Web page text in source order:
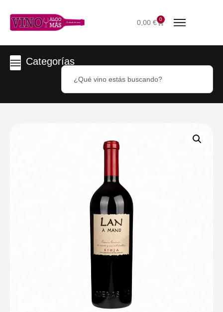
0,00 € 0
Categorías